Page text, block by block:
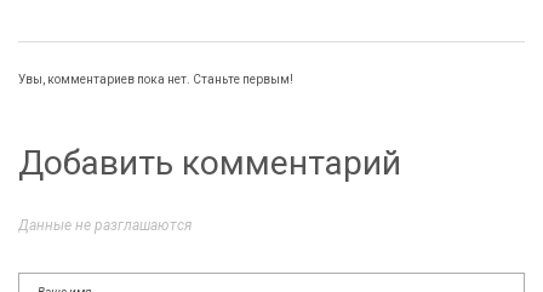
Увы, комментариев пока нет. Станьте первым!
Добавить комментарий
Данные не разглашаются